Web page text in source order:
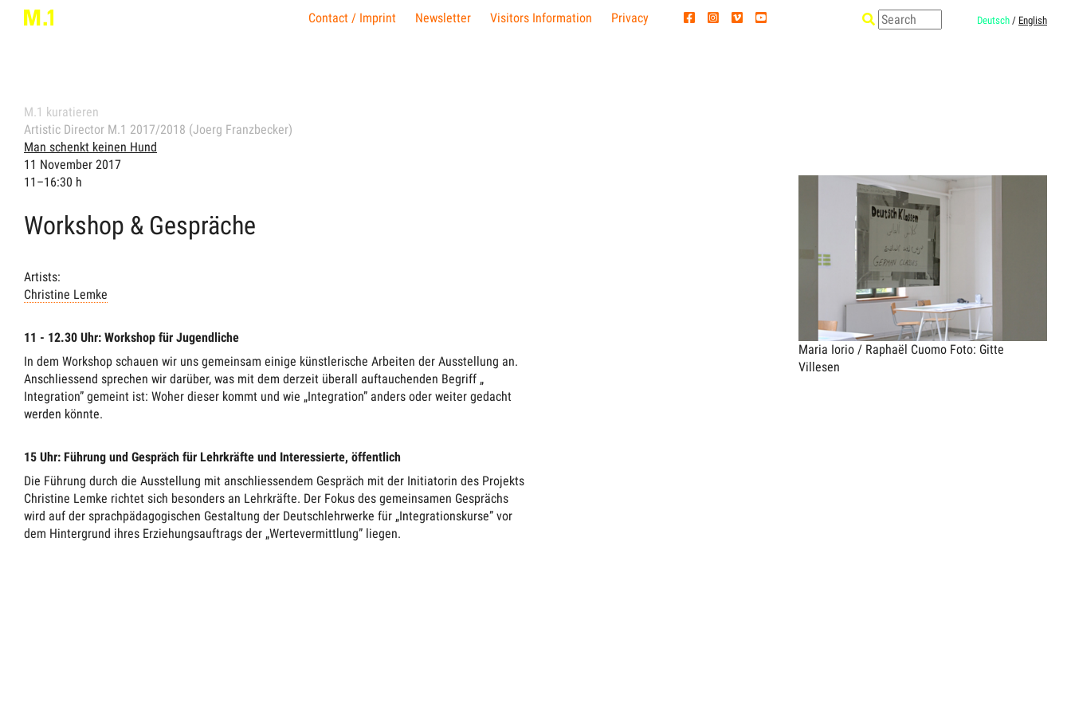
Contact / Imprint Newsletter Visitors Information Privacy Deutsch / English
M.1 kuratieren
Artistic Director M.1 2017/2018 (Joerg Franzbecker)
Man schenkt keinen Hund
11 November 2017
11–16:30 h
Workshop & Gespräche
Artists:
Christine Lemke
11 - 12.30 Uhr: Workshop für Jugendliche
In dem Workshop schauen wir uns gemeinsam einige künstlerische Arbeiten der Ausstellung an.
Anschliessend sprechen wir darüber, was mit dem derzeit überall auftauchenden Begriff „
Integration” gemeint ist: Woher dieser kommt und wie „Integration” anders oder weiter gedacht
werden könnte.
15 Uhr: Führung und Gespräch für Lehrkräfte und Interessierte, öffentlich
Die Führung durch die Ausstellung mit anschliessendem Gespräch mit der Initiatorin des Projekts
Christine Lemke richtet sich besonders an Lehrkräfte. Der Fokus des gemeinsamen Gesprächs
wird auf der sprachpädagogischen Gestaltung der Deutschlehrwerke für „Integrationskurse” vor
dem Hintergrund ihres Erziehungsauftrags der „Wertevermittlung” liegen.
Maria Iorio / Raphaël Cuomo Foto: Gitte
Villesen